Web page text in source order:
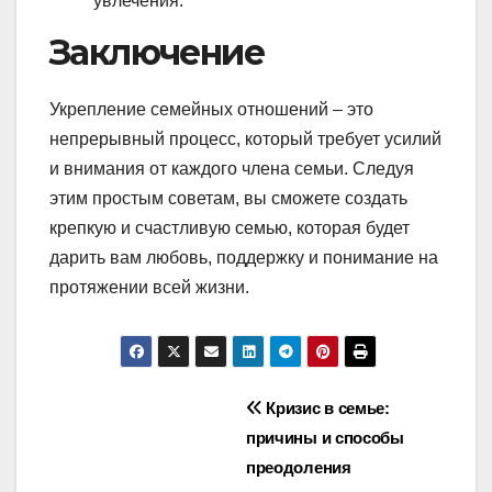
Заключение
Укрепление семейных отношений – это
непрерывный процесс, который требует усилий
и внимания от каждого члена семьи. Следуя
этим простым советам, вы сможете создать
крепкую и счастливую семью, которая будет
дарить вам любовь, поддержку и понимание на
протяжении всей жизни.
Кризис в семье:
причины и способы
преодоления